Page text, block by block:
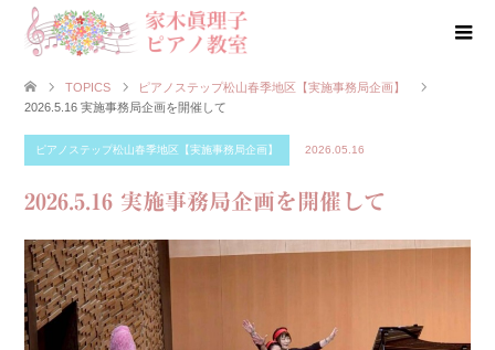
TOPICS
ピアノステップ松山春季地区【実施事務局企画】
2026.5.16 実施事務局企画を開催して
ピアノステップ松山春季地区【実施事務局企画】 2026.05.16
2026.5.16 実施事務局企画を開催して